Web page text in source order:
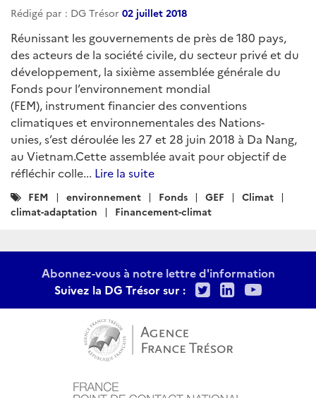
Rédigé par : DG Trésor 02 juillet 2018
Réunissant les gouvernements de près de 180 pays,
des acteurs de la société civile, du secteur privé et du
développement, la sixième assemblée générale du
Fonds pour l’environnement mondial
(FEM), instrument financier des conventions
climatiques et environnementales des Nations-
unies, s’est déroulée les 27 et 28 juin 2018 à Da Nang,
au Vietnam.Cette assemblée avait pour objectif de
réfléchir colle... Lire la suite
Catégories
:
FEM environnement Fonds GEF
Climat
climat-adaptation
Financement-climat
Abonnez-vous à notre lettre d'information
Suivez la DG Trésor sur :
TwitterLinkedIn